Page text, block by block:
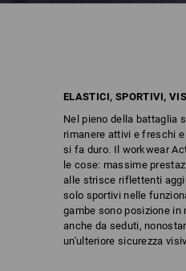
ELASTICI, SPORTIVI,
Nel pieno della battaglia
rimanere attivi e freschi
si fa duro. Il workwear
le cose: massime
alle strisce riflettenti
solo sportivi nelle
gambe sono posizione
anche da seduti,
un'ulteriore sicurezza